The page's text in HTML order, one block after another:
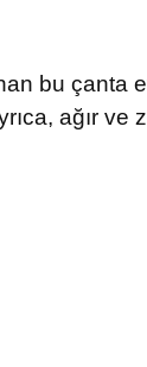
bu çanta
ağır